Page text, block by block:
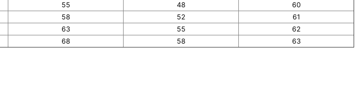
55 48
60
58 52
61
63 55
62
68 58 63